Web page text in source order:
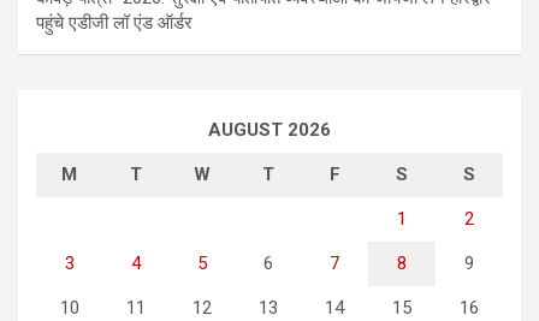
पहुंचे एडीजी लॉ एंड ऑर्डर
AUGUST 2026
M T W T F S S
1 2
3 4 5 6 7 8 9
10 11 12 13 14 15 16